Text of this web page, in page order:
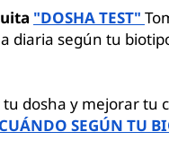
"DOSHA TEST"
diaria según tu
dosha y mejorar tu
SEGÚN TU